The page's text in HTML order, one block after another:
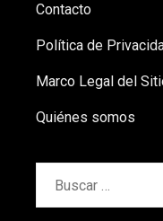
Contacto
Política de
Marco Legal del
Quiénes somos